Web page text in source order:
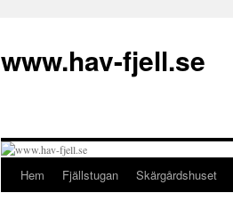
innehåll
www.hav-fjell.se
Hem Fjällstugan Skärgårdshuset